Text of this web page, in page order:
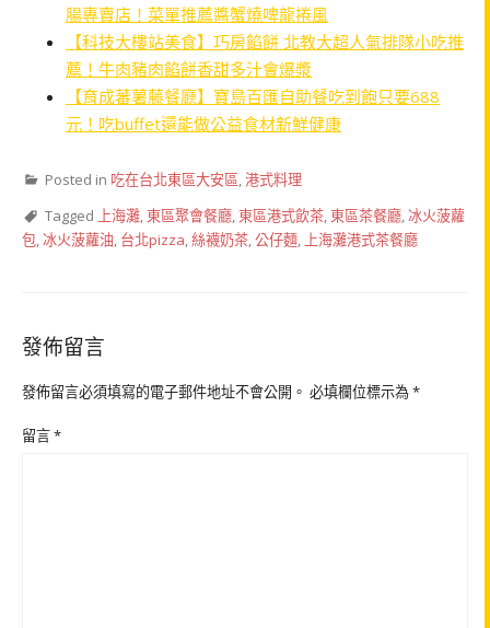
腸專賣店！菜單推薦醬蟹燒啤龍捲風
【科技大樓站美食】巧房餡餅 北教大超人氣排隊小吃推
薦！牛肉豬肉餡餅香甜多汁會爆漿
【育成蕃薯藤餐廳】寶島百匯自助餐吃到飽只要688
元！吃buffet還能做公益食材新鮮健康
Posted in 吃在台北東區大安區,港式料理
Tagged 上海灘, 東區聚會餐廳, 東區港式飲茶, 東區茶餐廳,冰火菠蘿
包,冰火菠蘿油, 台北pizza,絲襪奶茶,公仔麵, 上海灘港式茶餐廳
發佈留言
發佈留言必須填寫的電子郵件地址不會公開。 必填欄位標示為*
留言*